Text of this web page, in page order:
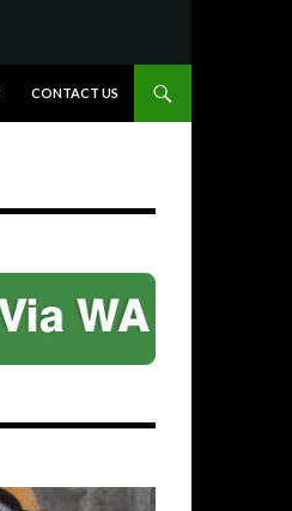
CONTACT US